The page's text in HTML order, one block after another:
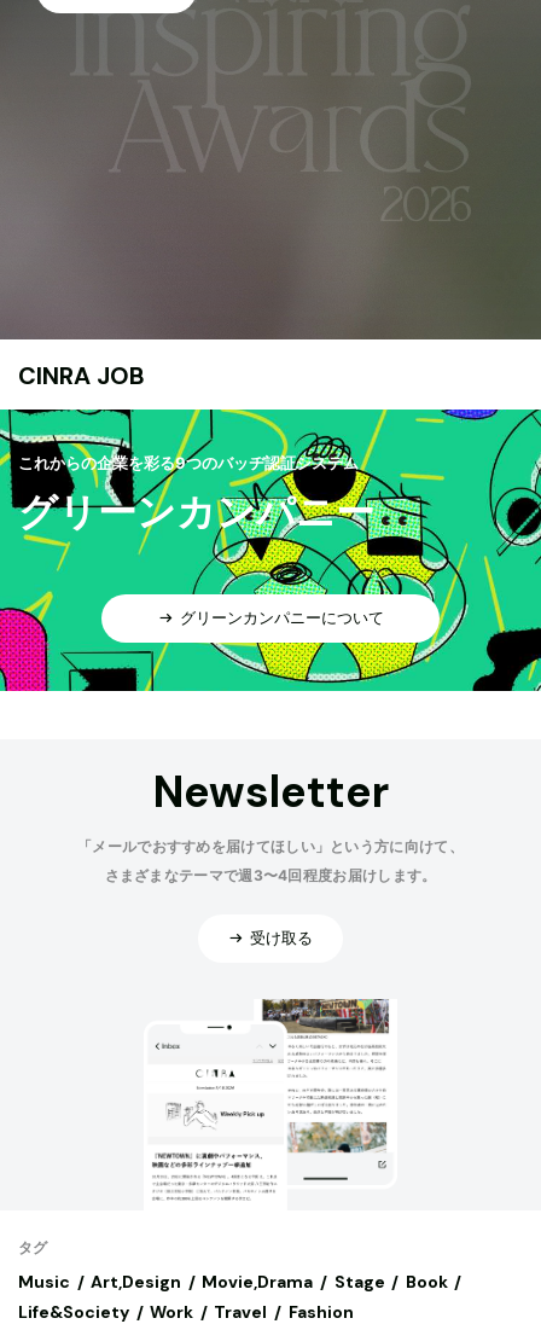
CINRA JOB
これからの企業を彩る9つのバッヂ認証システム
グリーンカンパニー
グリーンカンパニーについて
Newsletter
「メールでおすすめを届けてほしい」という方に向けて、
さまざまなテーマで週3〜4回程度お届けします。
受け取る
タグ
Music Art,Design Movie,Drama Stage
Book
Life&Society
Work Travel Fashion